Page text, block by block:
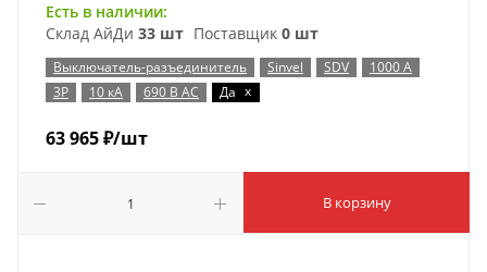
Есть в наличии:
Склад АйДи 33 шт Поставщик 0 шт
Выключатель-разъединитель Sinvel SDV
1000 А
3P
10 кА 690 В AC Да x
63 965₽/шт
В корзину